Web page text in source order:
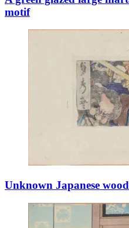
motif
Unknown Japanese